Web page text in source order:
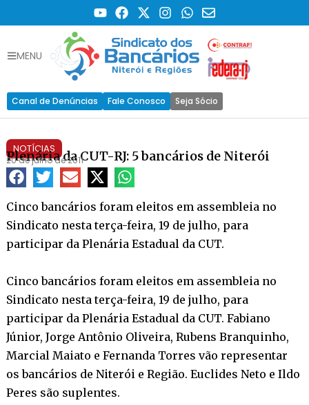
MENU
Canal de Denúncias Fale Conosco Seja Sócio
NOTÍCIAS
Plenária da CUT-RJ: 5 bancários de Niterói
20 de julho de 2011
Cinco bancários foram eleitos em assembleia no
Sindicato nesta terça-feira, 19 de julho, para
participar da Plenária Estadual da CUT.
Cinco bancários foram eleitos em assembleia no
Sindicato nesta terça-feira, 19 de julho, para
participar da Plenária Estadual da CUT. Fabiano
Júnior, Jorge Antônio Oliveira, Rubens Branquinho,
Marcial Maiato e Fernanda Torres vão representar
os bancários de Niterói e Região. Euclides Neto e Ildo
Peres são suplentes.